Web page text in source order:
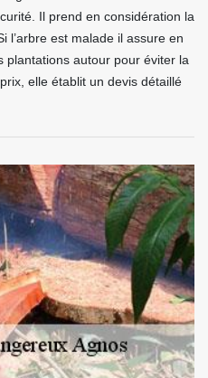
Il prend en considération la
l’arbre est malade il assure en
plantations autour pour éviter la
elle établit un devis détaillé